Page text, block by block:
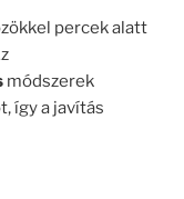
percek alatt
módszerek
így a javítás